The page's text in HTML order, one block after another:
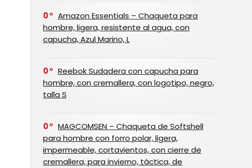
0
Amazon Essentials – Chaqueta para
hombre, ligera, resistente al agua, con
capucha, Azul Marino, L
0
Reebok Sudadera con capucha para
hombre, con cremallera, con logotipo, negro,
talla S
0
MAGCOMSEN – Chaqueta de Softshell
para hombre con forro polar, ligera,
impermeable, cortavientos, con cierre de
cremallera, para invierno, táctica, de